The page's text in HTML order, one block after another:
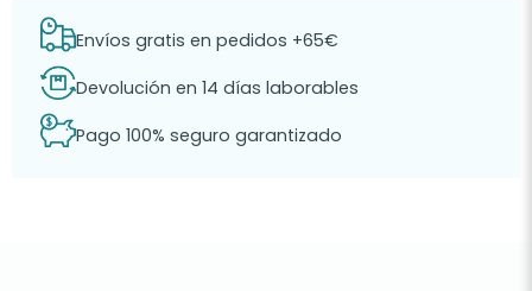
Envíos gratis en pedidos +65€
Devolución en 14 días laborables
Pago 100% seguro garantizado